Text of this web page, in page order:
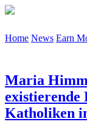
Home News Earn
Maria
existierende
Katholiken